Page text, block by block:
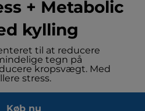
+ Metabolic
kylling
til at reducere
tegn på
kropsvægt. Med
stress.
Køb nu